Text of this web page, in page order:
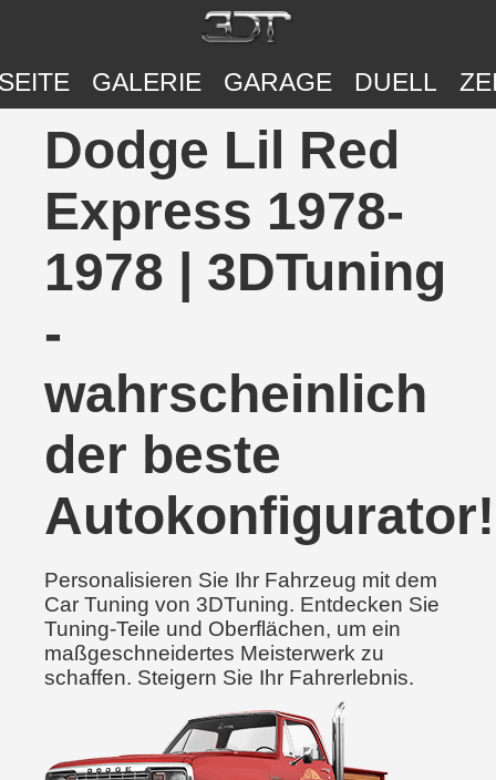
GALERIE GARAGE DUELL
Dodge Lil Red
Express 1978-
1978 | 3DTuning
-
wahrscheinlich
der beste
Autokonfigurator!
Personalisieren Sie Ihr Fahrzeug mit dem
Car Tuning von 3DTuning. Entdecken Sie
Tuning-Teile und Oberflächen, um ein
maßgeschneidertes Meisterwerk zu
schaffen. Steigern Sie Ihr Fahrerlebnis.